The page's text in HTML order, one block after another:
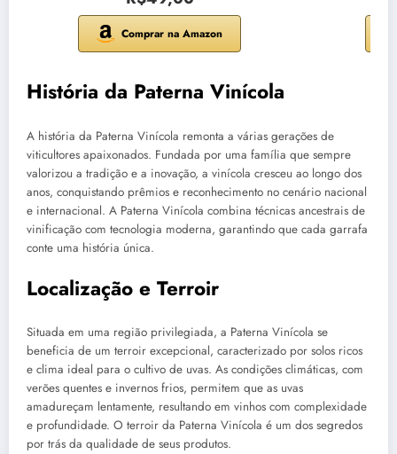
Comprar na Amazon
História da Paterna Vinícola
A história da Paterna Vinícola remonta a várias gerações de
viticultores apaixonados. Fundada por uma família que sempre
valorizou a tradição e a inovação, a vinícola cresceu ao longo dos
anos, conquistando prêmios e reconhecimento no cenário nacional
e internacional. A Paterna Vinícola combina técnicas ancestrais de
vinificação com tecnologia moderna, garantindo que cada garrafa
conte uma história única.
Localização e Terroir
Situada em uma região privilegiada, a Paterna Vinícola se
beneficia de um terroir excepcional, caracterizado por solos ricos
e clima ideal para o cultivo de uvas. As condições climáticas, com
verões quentes e invernos frios, permitem que as uvas
amadureçam lentamente, resultando em vinhos com complexidade
e profundidade. O terroir da Paterna Vinícola é um dos segredos
por trás da qualidade de seus produtos.